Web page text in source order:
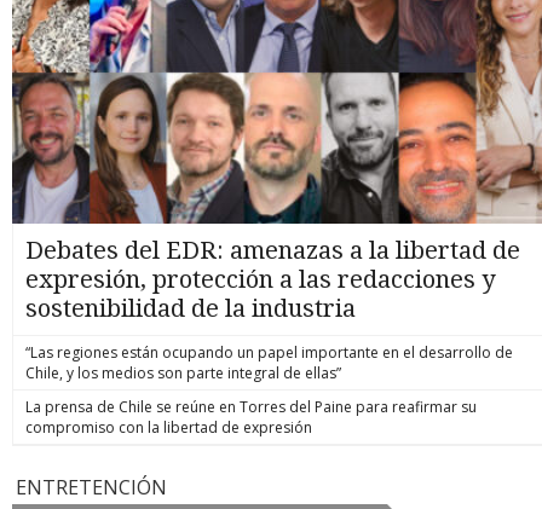
Debates del EDR: amenazas a la libertad de
expresión, protección a las redacciones y
sostenibilidad de la industria
“Las regiones están ocupando un papel importante en el desarrollo de
Chile, y los medios son parte integral de ellas”
La prensa de Chile se reúne en Torres del Paine para reafirmar su
compromiso con la libertad de expresión
ENTRETENCIÓN